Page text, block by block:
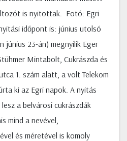
is nyitottak. Fotó: Egri
időpont is: június utolsó
június 23-án) megnyílik Eger
Mintabolt, Cukrászda és
1. szám alatt, a volt Telekom
ki az Egri napok. A nyitás
a belvárosi cukrászdák
mind a nevével,
és méretével is komoly